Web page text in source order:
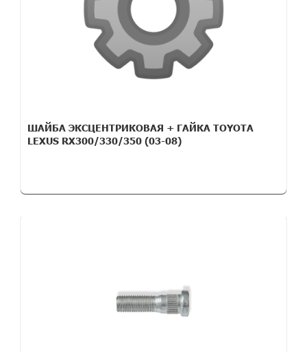
ШАЙБА ЭКСЦЕНТРИКОВАЯ + ГАЙКА TOYOTA
LEXUS RX300/330/350 (03-08)